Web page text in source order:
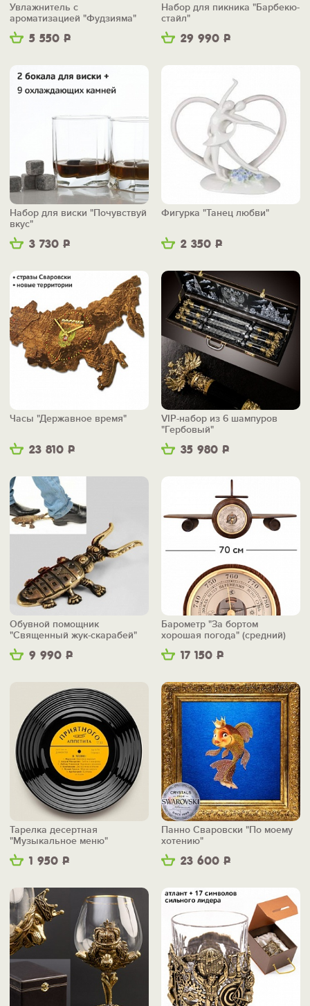
5 550 Р
Увлажнитель с
ароматизацией "Фудзияма"
29 990 Р
Набор для пикника "Барбекю-
стайл"
3 730 Р
Набор для виски "Почувствуй
вкус"
2 350 Р
Фигурка "Танец любви"
23 810 Р
Часы "Державное время"
35 980 Р
VIP-набор из 6 шампуров
"Гербовый"
9 990 Р
Обувной помощник
"Священный жук-скарабей"
17 150 Р
Барометр "За бортом
хорошая погода" (средний)
1 950 Р
Тарелка десертная
"Музыкальное меню"
23 600 Р
Панно Сваровски "По моему
хотению"